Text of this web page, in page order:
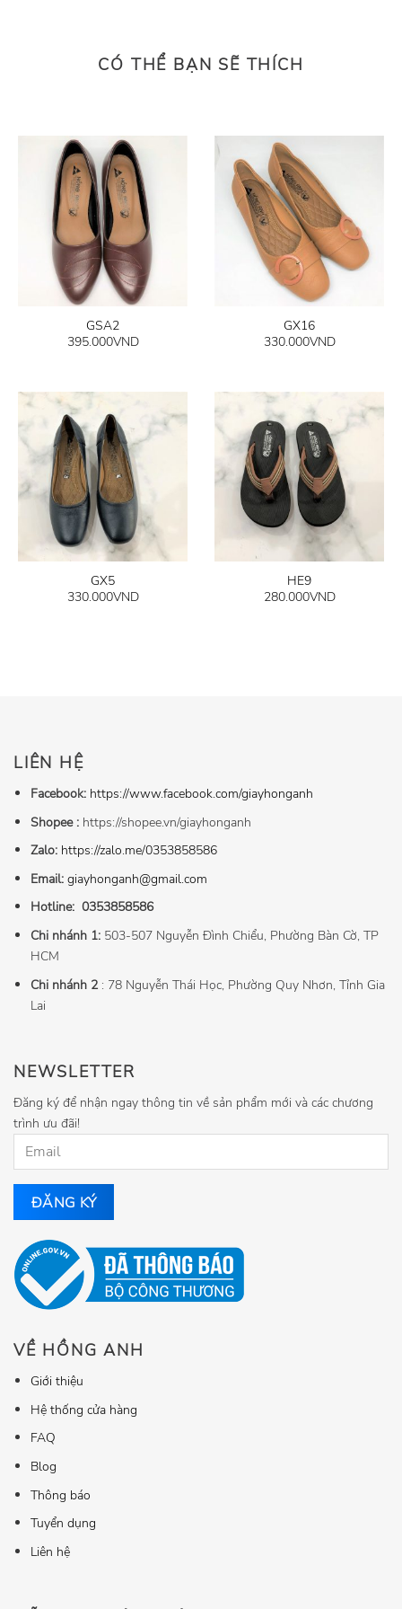
CÓ THỂ BẠN SẼ THÍCH
GSA2
395.000VND
GX16
330.000VND
GX5
330.000VND
HE9
280.000VND
NEWSLETTER
Đăng ký để nhận ngay thông tin về sản phẩm mới và các chương
trình ưu đãi!
VỀ HỒNG ANH
Giới thiệu
Hệ thống cửa hàng
FAQ
Blog
Thông báo
Tuyển dụng
Liên hệ
LIÊN HỆ
Facebook: https://www.facebook.com/giayhonganh
Shopee : https://shopee.vn/giayhonganh
Zalo: https://zalo.me/0353858586
Email: giayhonganh@gmail.com
Hotline: 0353858586
Chi nhánh 1: 503-507 Nguyễn Đình Chiểu, Phường Bàn Cờ, TP
HCM
Chi nhánh 2: 78 Nguyễn Thái Học, Phường Quy Nhơn, Tỉnh Gia
Lai